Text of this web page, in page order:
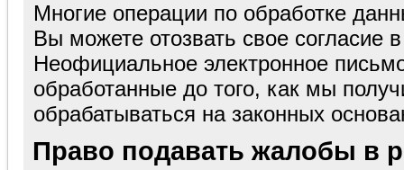
Многие операции по обработке
Вы можете отозвать свое
Неофициальное электронное
обработанные до того, как мы
обрабатываться на законных
Право подавать жалобы в